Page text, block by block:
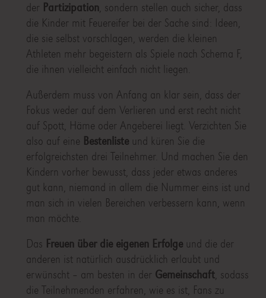
der Partizipation , sondern stellen auch sicher, dass
die Kinder mit Feuereifer bei der Sache sind: Ideen,
die sie selbst vorschlagen, werden die kleinen
Athleten mehr begeistern als Spiele nach Schema F,
die ihnen vielleicht einfach nicht liegen.
Außerdem muss von Anfang an klar sein, dass der
Fokus weder auf dem Verlieren und erst recht nicht
auf Spott, Häme oder Angeberei liegt. Verzichten Sie
also auf eine Bestenlisteund küren Sie die
erfolgreichsten drei Teilnehmer. Und machen Sie den
Kindern vorher bewusst, dass jeder etwas anderes
gut kann, niemand in allem die Nummer eins ist und
man sich in vielen Bereichen verbessern kann, wenn
man möchte.
Das Freuen über die eigenen Erfolgeund die der
anderen ist natürlich ausdrücklich erlaubt und
erwünscht – am besten in der Gemeinschaft, sodass
die Teilnehmenden erfahren, wie es ist, Fans zu